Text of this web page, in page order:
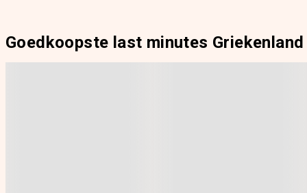
Goedkoopste last minutes Griekenland